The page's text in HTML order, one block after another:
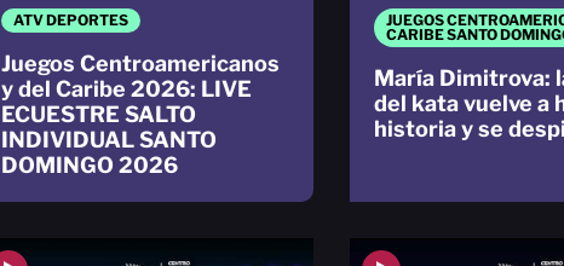
ATV DEPORTES
Juegos Centroamericanos
y del Caribe 2026: LIVE
ECUESTRE SALTO
INDIVIDUAL SANTO
DOMINGO 2026
JUEGOS
CARIBE SANTO
María Dimitrova:
del kata vuelve a
historia y se